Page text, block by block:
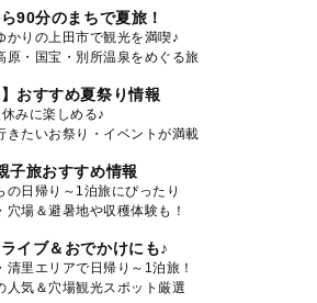
90分のまちで夏旅！
かりの上田市で観光を満喫♪
原・国宝・別所温泉をめぐる旅
】おすすめ夏祭り情報
みに楽しめる♪
きたいお祭り・イベントが満載
子旅おすすめ情報
の日帰り～1泊旅にぴったり
穴場＆避暑地や収穫体験も！
イブ＆おでかけにも♪
清里エリアで日帰り～1泊旅！
人気＆穴場観光スポット厳選